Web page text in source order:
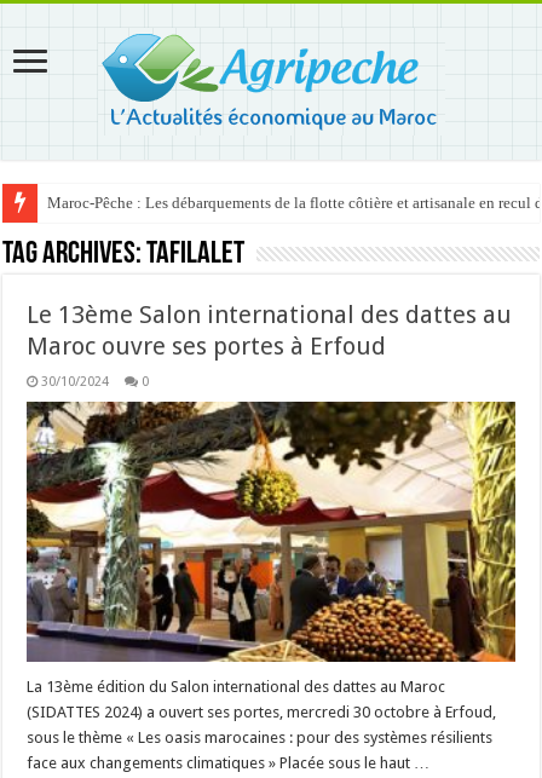
Maroc-Pêche : Les débarquements de la flotte côtière et artisanale en recul
Tag Archives:Tafilalet
Le 13ème Salon international des dattes au
Maroc ouvre ses portes à Erfoud
30/10/2024 0
La 13ème édition du Salon international des dattes au Maroc
(SIDATTES 2024) a ouvert ses portes, mercredi 30 octobre à Erfoud,
sous le thème « Les oasis marocaines : pour des systèmes résilients
face aux changements climatiques » Placée sous le haut …